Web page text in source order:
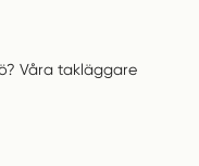
Våra takläggare